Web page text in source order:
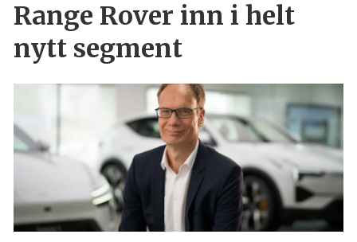
Range Rover inn i helt
nytt segment